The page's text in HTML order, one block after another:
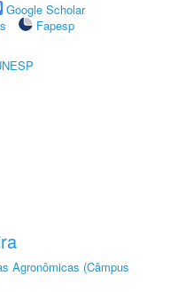
Google Scholar
Fapesp
Agronômicas (Câmpus